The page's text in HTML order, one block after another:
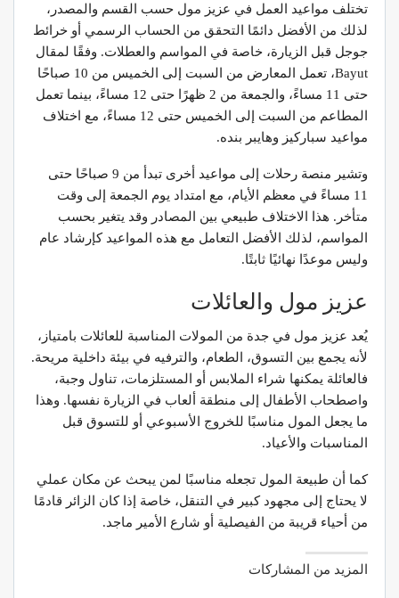
تختلف مواعيد العمل في عزيز مول حسب القسم والمصدر،
لذلك من الأفضل دائمًا التحقق من الحساب الرسمي أو خرائط
جوجل قبل الزيارة، خاصة في المواسم والعطلات. وفقًا لمقال
Bayut، تعمل المعارض من السبت إلى الخميس من 10 صباحًا
حتى 11 مساءً، والجمعة من 2 ظهرًا حتى 12 مساءً، بينما تعمل
المطاعم من السبت إلى الخميس حتى 12 مساءً، مع اختلاف
مواعيد سباركيز وهايبر بنده.
وتشير منصة رحلات إلى مواعيد أخرى تبدأ من 9 صباحًا حتى
11 مساءً في معظم الأيام، مع امتداد يوم الجمعة إلى وقت
متأخر. هذا الاختلاف طبيعي بين المصادر وقد يتغير بحسب
المواسم، لذلك الأفضل التعامل مع هذه المواعيد كإرشاد عام
وليس موعدًا نهائيًا ثابتًا.
عزيز مول والعائلات
يُعد عزيز مول في جدة من المولات المناسبة للعائلات بامتياز،
لأنه يجمع بين التسوق، الطعام، والترفيه في بيئة داخلية مريحة.
فالعائلة يمكنها شراء الملابس أو المستلزمات، تناول وجبة،
واصطحاب الأطفال إلى منطقة ألعاب في الزيارة نفسها. وهذا
ما يجعل المول مناسبًا للخروج الأسبوعي أو للتسوق قبل
المناسبات والأعياد.
كما أن طبيعة المول تجعله مناسبًا لمن يبحث عن مكان عملي
لا يحتاج إلى مجهود كبير في التنقل، خاصة إذا كان الزائر قادمًا
من أحياء قريبة من الفيصلية أو شارع الأمير ماجد.
المزيد من المشاركات